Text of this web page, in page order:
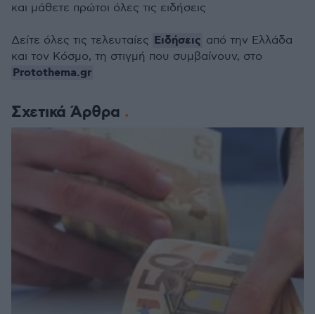
Σχετικά Άρθρα
και μάθετε πρώτοι όλες τις ειδήσεις
Δείτε όλες τις τελευταίες Ειδήσεις από την Ελλάδα
και τον Κόσμο, τη στιγμή που συμβαίνουν, στο
Protothema.gr